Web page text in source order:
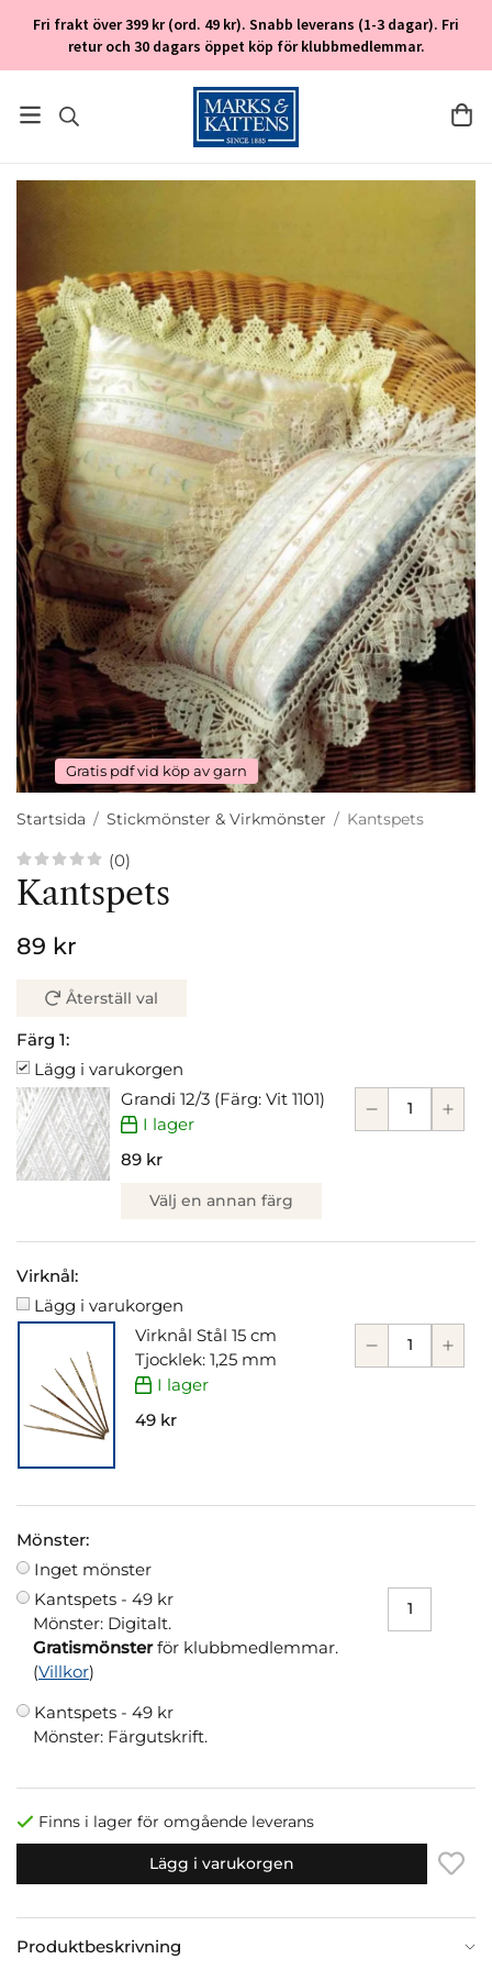
Fri frakt över 399 kr (ord. 49 kr). Snabb leverans (1-3 dagar). Fri
retur och 30 dagars öppet köp för klubbmedlemmar.
Gratis pdf vid köp av garn
Startsida / Stickmönster & Virkmönster / Kantspets
(0)
Kantspets
89 kr
Återställ val
Färg 1:
Lägg i varukorgen
Grandi 12/3 (Färg: Vit 1101)
I lager
89 kr
Välj en annan färg
Virknål:
Lägg i varukorgen
Virknål Stål 15 cm
Tjocklek: 1,25 mm
I lager
49 kr
Mönster:
Inget mönster
Kantspets - 49 kr
Mönster: Digitalt.
Gratismönsterför klubbmedlemmar.
(Villkor)
Kantspets - 49 kr
Mönster: Färgutskrift.
Finns i lager för omgående leverans
Lägg i varukorgen
Produktbeskrivning